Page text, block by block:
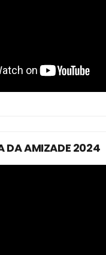
DA AMIZADE 2024